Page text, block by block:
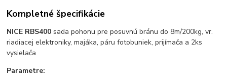
Kompletné špecifikácie
NICE RBS400 sada pohonu pre posuvnú bránu do 8m/200kg, vr.
riadiacej elektroniky, majáka, páru fotobuniek, prijímača a 2ks
vysielača
Parametre: